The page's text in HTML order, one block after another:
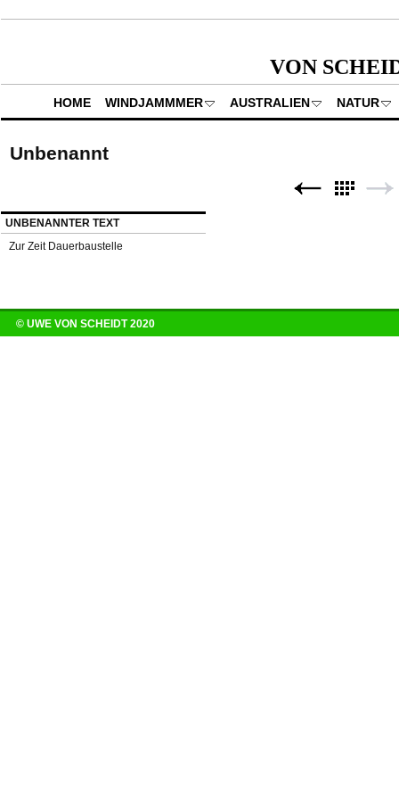
VON
HOME WINDJAMMMER AUSTRALIEN NATUR
Unbenannt
UNBENANNTER TEXT
Zur Zeit Dauerbaustelle
© UWE VON SCHEIDT 2020